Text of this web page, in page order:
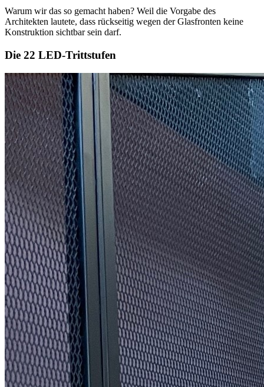
Warum wir das so gemacht haben? Weil die Vorgabe des
Architekten lautete, dass rückseitig wegen der Glasfronten keine
Konstruktion sichtbar sein darf.
Die 22 LED-Trittstufen